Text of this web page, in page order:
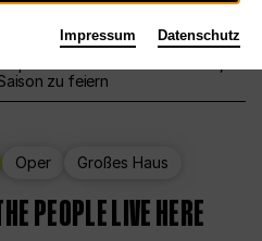
zu feiern
Oper Großes Haus
PEOPLE LIVE HERE
Impressum Datenschutz